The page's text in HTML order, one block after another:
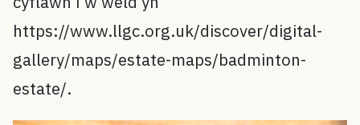
https://www.llgc.org.uk/discover/digital-
gallery/maps/estate-maps/badminton-
estate/.